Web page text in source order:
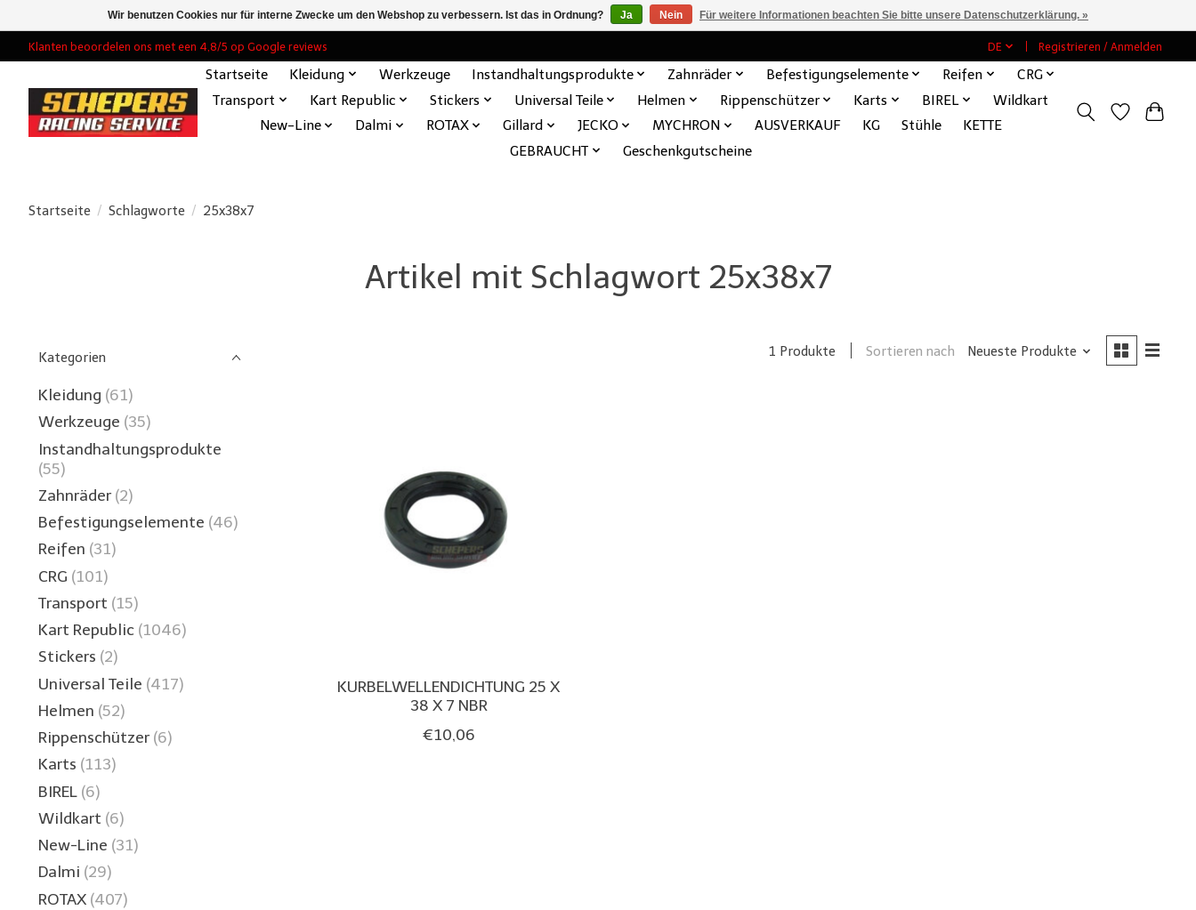
Klanten beoordelen ons met een 4,8/5 op Google reviews DE Registrieren / Anmelden
Startseite Kleidung Werkzeuge Instandhaltungsprodukte Zahnräder Befestigungselemente Reifen
CRG
Transport
Kart Republic Stickers Universal Teile Helmen Rippenschützer Karts BIREL
Wildkart
New-Line
Dalmi ROTAX Gillard JECKO MYCHRON AUSVERKAUF KG Stühle
KETTE
GEBRAUCHT
Geschenkgutscheine
Startseite / Schlagworte / 25x38x7
Artikel mit Schlagwort 25x38x7
Kategorien
Kleidung (61)
Werkzeuge (35)
Instandhaltungsprodukte
(55)
Zahnräder (2)
Befestigungselemente (46)
Reifen (31)
CRG (101)
Transport (15)
Kart Republic (1046)
Stickers (2)
Universal Teile (417)
Helmen (52)
Rippenschützer (6)
Karts (113)
BIREL (6)
Wildkart (6)
New-Line (31)
Dalmi (29)
ROTAX (407)
1 Produkte Sortieren nach Neueste Produkte
KURBELWELLENDICHTUNG 25 X
38 X 7 NBR
€10,06
Wir benutzen Cookies nur für interne Zwecke um den Webshop zu verbessern. Ist das in Ordnung? Ja Nein Für weitere Informationen beachten Sie bitte unsere Datenschutzerklärung. »